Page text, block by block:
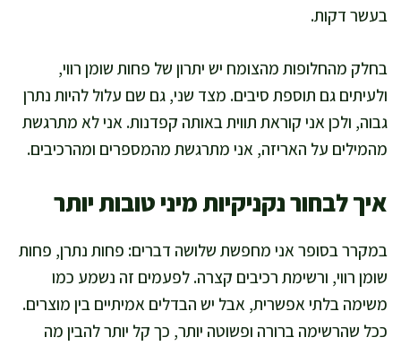
בעשר דקות.
בחלק מהחלופות מהצומח יש יתרון של פחות שומן רווי,
ולעיתים גם תוספת סיבים. מצד שני, גם שם עלול להיות נתרן
גבוה, ולכן אני קוראת תווית באותה קפדנות. אני לא מתרגשת
מהמילים על האריזה, אני מתרגשת מהמספרים ומהרכיבים.
איך לבחור נקניקיות מיני טובות יותר
במקרר בסופר אני מחפשת שלושה דברים: פחות נתרן, פחות
שומן רווי, ורשימת רכיבים קצרה. לפעמים זה נשמע כמו
משימה בלתי אפשרית, אבל יש הבדלים אמיתיים בין מוצרים.
ככל שהרשימה ברורה ופשוטה יותר, כך קל יותר להבין מה